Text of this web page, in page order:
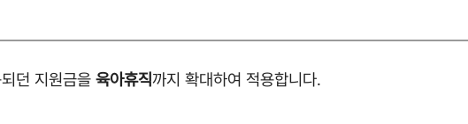
던 지원금을육아휴직까지 확대하여 적용합니다.